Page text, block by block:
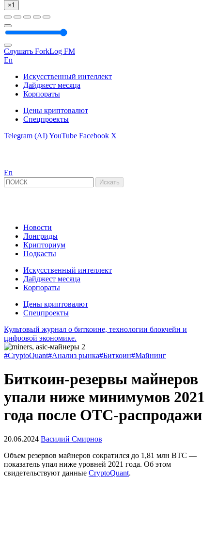
×1
Слушать ForkLog FM
En
Искусственный интеллект
Дайджест месяца
Корпораты
Цены криптовалют
Спецпроекты
Telegram (AI)YouTube Facebook X
En
Новости
Лонгриды
Крипториум
Подкасты
Искусственный интеллект
Дайджест месяца
Корпораты
Цены криптовалют
Спецпроекты
Культовый журнал о биткоине, технологии блокчейн и
цифровой экономике.
#CryptoQuant#Анализ рынка#Биткоин#Майнинг
Биткоин-резервы майнеров
упали ниже минимумов 2021
года после OTC-распродажи
20.06.2024 Василий Смирнов
Объем резервов майнеров сократился до 1,81 млн BTC —
показатель упал ниже уровней 2021 года. Об этом
свидетельствуют данные CryptoQuant.